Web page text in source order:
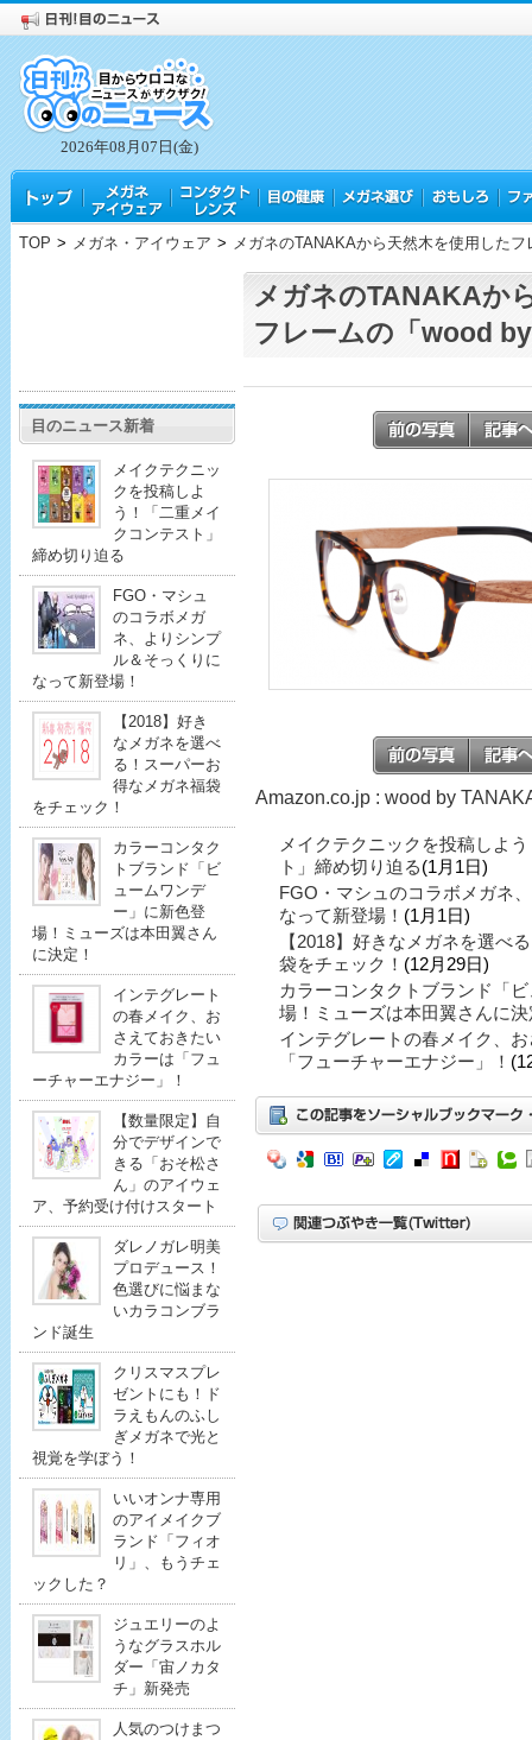
2026年08月07日(金)
TOP > メガネ・アイウェア > メガネのTANAKAから天然木を使用した
目のニュース新着
メイクテクニッ
クを投稿しよ
う！「二重メイ
クコンテスト」
締め切り迫る
FGO・マシュ
のコラボメガ
ネ、よりシンプ
ル＆そっくりに
なって新登場！
【2018】好き
なメガネを選べ
る！スーパーお
得なメガネ福袋
をチェック！
カラーコンタク
トブランド「ビ
ュームワンデ
ー」に新色登
場！ミューズは本田翼さん
に決定！
インテグレート
の春メイク、お
さえておきたい
カラーは「フュ
ーチャーエナジー」！
【数量限定】自
分でデザインで
きる「おそ松さ
ん」のアイウェ
ア、予約受け付けスタート
ダレノガレ明美
プロデュース！
色選びに悩まな
いカラコンブラ
ンド誕生
クリスマスプレ
ゼントにも！ド
ラえもんのふし
ぎメガネで光と
視覚を学ぼう！
いいオンナ専用
のアイメイクブ
ランド「フィオ
リ」、もうチェ
ックした？
ジュエリーのよ
うなグラスホル
ダー「宙ノカタ
チ」新発売
人気のつけまつ
メガネのTANAKAか
フレームの「wood
Amazon.co.jp : wood by
メイクテクニックを投稿しよ
ト」締め切り迫る(1月1日)
FGO・マシュのコラボメガネ
なって新登場！ (1月1日)
【2018】好きなメガネを選べ
袋をチェック！ (12月29日)
カラーコンタクトブランド「
場！ミューズは本田翼さんに決
インテグレートの春メイク、
「フューチャーエナジー」！